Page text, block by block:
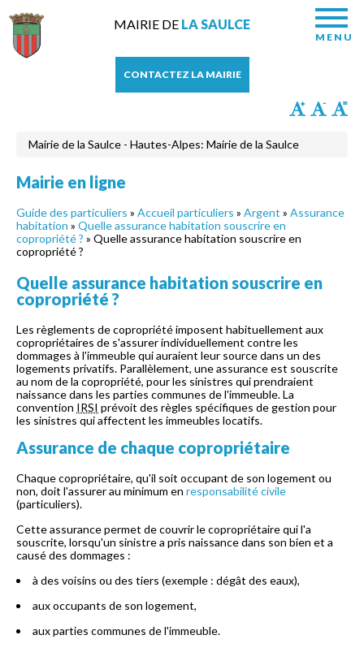
MAIRIE DE LA SAULCE
MENU
CONTACTEZ LA MAIRIE
Mairie de la Saulce - Hautes-Alpes: Mairie de la Saulce
Mairie en ligne
Guide des particuliers » Accueil particuliers » Argent » Assurance
habitation » Quelle assurance habitation souscrire en
copropriété ? » Quelle assurance habitation souscrire en
copropriété ?
Quelle assurance habitation souscrire en
copropriété ?
Les règlements de copropriété imposent habituellement aux
copropriétaires de s'assurer individuellement contre les
dommages à l'immeuble qui auraient leur source dans un des
logements privatifs. Parallèlement, une assurance est souscrite
au nom de la copropriété, pour les sinistres qui prendraient
naissance dans les parties communes de l'immeuble. La
convention IRSI prévoit des règles spécifiques de gestion pour
les sinistres qui affectent les immeubles locatifs.
Assurance de chaque copropriétaire
Chaque copropriétaire, qu'il soit occupant de son logement ou
non, doit l'assurer au minimum en responsabilité civile
(particuliers).
Cette assurance permet de couvrir le copropriétaire qui l'a
souscrite, lorsqu'un sinistre a pris naissance dans son bien et a
causé des dommages :
à des voisins ou des tiers (exemple : dégât des eaux),
aux occupants de son logement,
aux parties communes de l'immeuble.